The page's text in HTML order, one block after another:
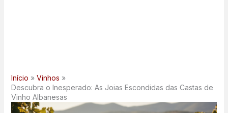
Início
Vinhos
Descubra o Inesperado: As Joias Escondidas das Castas de
Vinho Albanesas